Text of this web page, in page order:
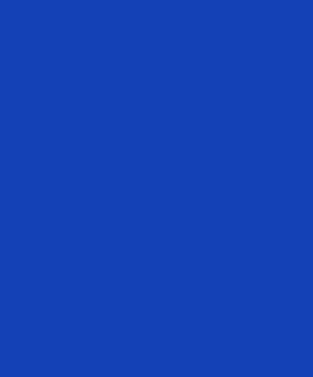
решение. Наша компания специализируется на
выкупить его по выгодной цене. Мы
цену за ваш MacBook. Просто
быструю и удобную сделку, без лишних
к нам, и мы поможем вам выгодно обменять
цены за сломанный Макбук, так как заботимся о
которые оценят ваш нерабочий MacBook по
оплату. Не откладывайте продажу своего
на рынке. Мы ценим ваше время и
вы сможете избавиться от ненужной техники
профессионалам от компании СКУПКОФФ и